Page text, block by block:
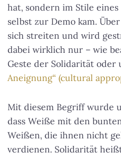
hat, sondern im Stile
selbst zur Demo kam.
sich streiten und wird
dabei wirklich nur – wie
Geste der Solidarität oder
Aneignung“ (cultural
Mit diesem Begriff wurde
dass Weiße mit den
Weißen, die ihnen nicht
verdienen. Solidarität